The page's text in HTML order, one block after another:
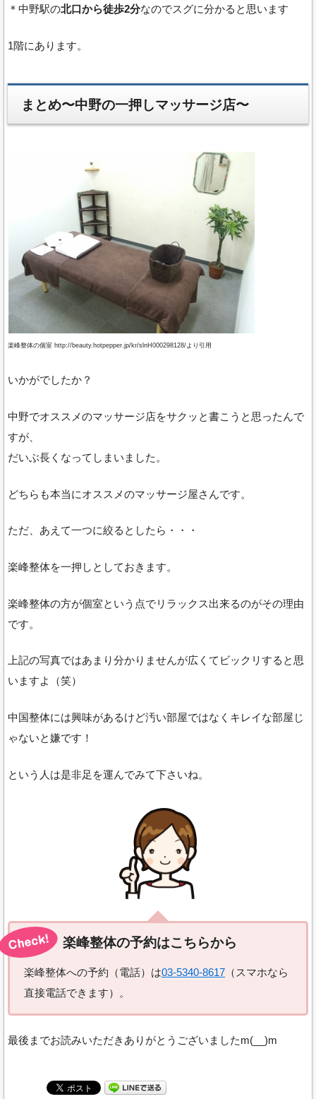
＊中野駅の北口から徒歩2分なのでスグに分かると思います
1階にあります。
まとめ〜中野の一押しマッサージ店〜
楽峰整体の個室 http://beauty.hotpepper.jp/kr/slnH000298128/より引用
いかがでしたか？
中野でオススメのマッサージ店をサクッと書こうと思ったんで
すが、
だいぶ長くなってしまいました。
どちらも本当にオススメのマッサージ屋さんです。
ただ、あえて一つに絞るとしたら・・・
楽峰整体を一押しとしておきます。
楽峰整体の方が個室という点でリラックス出来るのがその理由
です。
上記の写真ではあまり分かりませんが広くてビックリすると思
いますよ（笑）
中国整体には興味があるけど汚い部屋ではなくキレイな部屋じ
ゃないと嫌です！
という人は是非足を運んでみて下さいね。
楽峰整体の予約はこちらから
楽峰整体への予約（電話）は03-5340-8617 （スマホなら
直接電話できます）。
最後までお読みいただきありがとうございましたm(__)m